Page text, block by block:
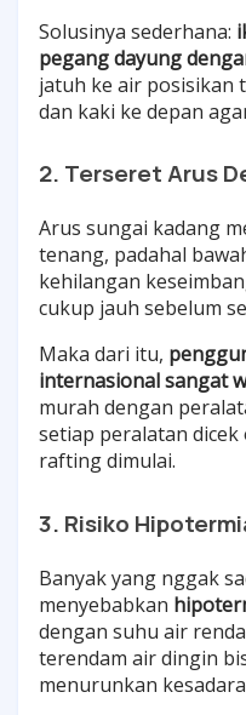
Solusinya sederhana:
pegang dayung
jatuh ke air posisikan
dan kaki ke depan
2. Terseret Arus
Arus sungai kadang
tenang, padahal
kehilangan
cukup jauh sebelum
Maka dari itu,
internasional sangat
murah dengan
setiap peralatan
rafting dimulai.
3. Risiko
Banyak yang nggak
menyebabkan
dengan suhu air
terendam air dingin
menurunkan